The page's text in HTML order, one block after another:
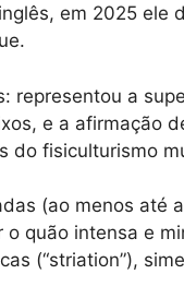
em 2025 ele
representou a
e a afirmação
do fisiculturismo
(ao menos até
quão intensa e
(“striation”),